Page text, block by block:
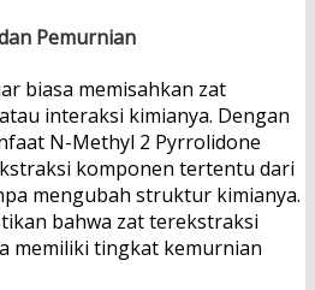
Pemurnian
biasa memisahkan zat
interaksi kimianya. Dengan
N-Methyl 2 Pyrrolidone
komponen tertentu dari
mengubah struktur kimianya.
bahwa zat terekstraksi
memiliki tingkat kemurnian